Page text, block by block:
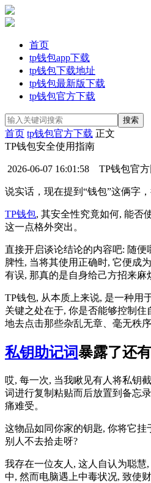
首页
tp钱包app下载
tp钱包下载地址
tp钱包最新版下载
tp钱包官方下载
首页 tp钱包官方下载 正文
TP钱包安全使用指南
2026-06-07 16:01:58 TP钱包官
说实话，现在提到“钱包”这俩字
TP钱包, 其安全性究竟如何, 能否
这一点格外突出。
直接开启谈论结论的内容吧: 随便
脾性, 当将其使用正确时, 它便成
有误, 那真的是自身给己方招来麻
TP钱包, 从本质上来说, 是一种用
关键之处在于, 你是否能够控制住
地去点击那些杂乱无章、毫无秩序
私钥助记词暴露了还
哎, 每一次, 当我瞅见有人将私钥
词进行复制粘贴而后放置到备忘
痛难受。
这物品如同你家的钥匙, 你将它
别人不去拾走呀?
我存在一位友人, 这人自认为聪慧
中, 然而电脑遇上中毒状况, 致使